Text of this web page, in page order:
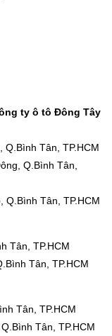
ty ô tô Đông Tây
Q.Bình Tân, TP.HCM
Q.Bình Tân,
Q.Bình Tân, TP.HCM
Tân, TP.HCM
Tân, TP.HCM
Tân, TP.HCM
Tân, TP.HCM